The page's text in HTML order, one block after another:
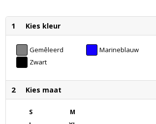
1 Kies kleur
Gemêleerd
Grijs
Marineblauw
Zwart
2 Kies maat
S
M